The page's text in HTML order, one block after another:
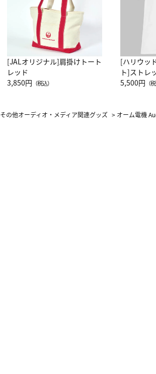
[JALオリジナル]肩掛けトート
レッド
3,850円 （税込）
[ハリウッ
ト]ストレ
ーネック
5,500円 （
その他オーディオ・メディア関連グッズ > オーム電機